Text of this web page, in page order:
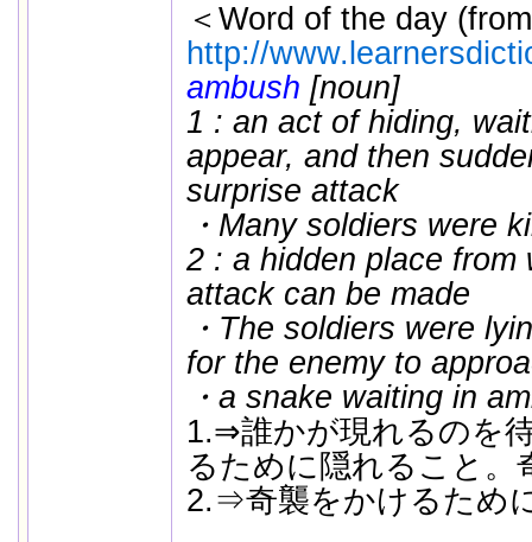
＜Word of the day (from
http://
ambush [noun]
1 : an act of hiding,
appear, and then
surprise attack
・Many soldiers were
2 : a hidden place from
attack can be made
・The soldiers were
for the enemy to
・a snake waiting in
1.⇒誰かが現れるのを
るために隠れること。
2.⇒奇襲をかけるため